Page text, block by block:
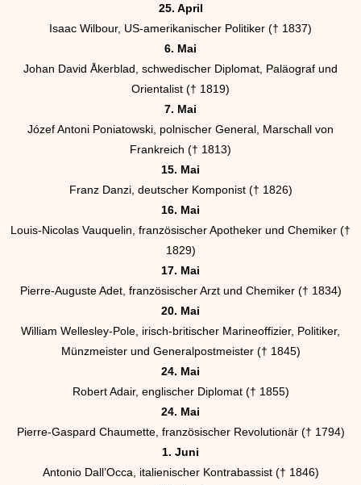
25. April
Isaac Wilbour, US-amerikanischer Politiker († 1837)
6. Mai
Johan David Åkerblad, schwedischer Diplomat, Paläograf und
Orientalist († 1819)
7. Mai
Józef Antoni Poniatowski, polnischer General, Marschall von
Frankreich († 1813)
15. Mai
Franz Danzi, deutscher Komponist († 1826)
16. Mai
Louis-Nicolas Vauquelin, französischer Apotheker und Chemiker (†
1829)
17. Mai
Pierre-Auguste Adet, französischer Arzt und Chemiker († 1834)
20. Mai
William Wellesley-Pole, irisch-britischer Marineoffizier, Politiker,
Münzmeister und Generalpostmeister († 1845)
24. Mai
Robert Adair, englischer Diplomat († 1855)
24. Mai
Pierre-Gaspard Chaumette, französischer Revolutionär († 1794)
1. Juni
Antonio Dall’Occa, italienischer Kontrabassist († 1846)